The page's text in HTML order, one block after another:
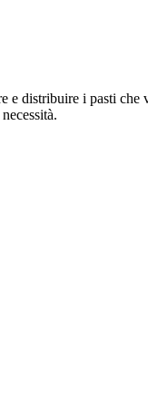
e distribuire i pasti